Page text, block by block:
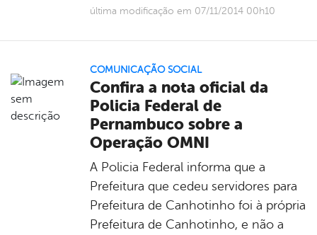
última modificação em 07/11/2014 00h10
COMUNICAÇÃO SOCIAL
Confira a nota oficial da
Policia Federal de
Pernambuco sobre a
Operação OMNI
A Policia Federal informa que a
Prefeitura que cedeu servidores para
Prefeitura de Canhotinho foi à própria
Prefeitura de Canhotinho, e não a